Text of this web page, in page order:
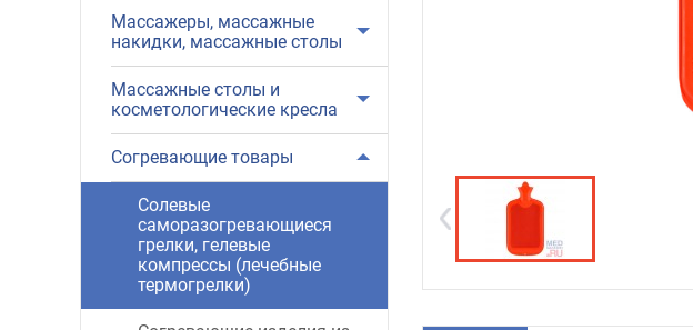
Массажеры, массажные
накидки, массажные столы
Массажные столы и
косметологические кресла
Согревающие товары
Солевые
саморазогревающиеся
грелки, гелевые
компрессы (лечебные
термогрелки)